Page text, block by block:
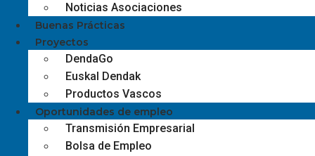
Noticias Asociaciones
Buenas Prácticas
Proyectos
DendaGo
Euskal Dendak
Productos Vascos
Oportunidades de empleo
Transmisión Empresarial
Bolsa de Empleo